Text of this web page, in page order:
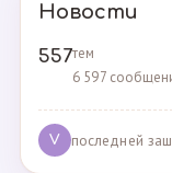
Новости
557тем
6 597
V последней